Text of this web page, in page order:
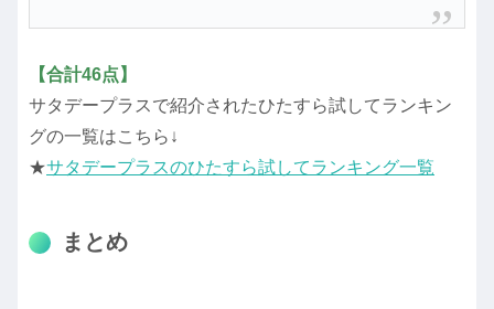
【合計46点】
サタデープラスで紹介されたひたすら試してランキン
グの一覧はこちら↓
★サタデープラスのひたすら試してランキング一覧
まとめ